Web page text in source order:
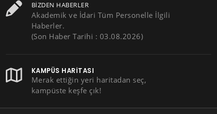
BIZDEN HABERLER
Akademik ve İdari Tüm Personelle İlgili
Haberler.
(Son Haber Tarihi : 03.08.2026)
KAMPÜS HARITASI
Merak ettiğin yeri haritadan seç,
kampüste keşfe çık!